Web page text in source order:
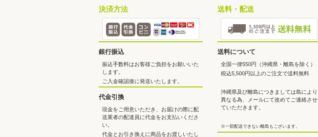
決済方法
銀行振込
振込手数料はお客様ご負担をお願いいた
します。
ご入金確認後に発送いたします。
代金引換
現金をご用意いただき、お届けの際に配
送業者の配達員に代金をお支払いくださ
い。
代金とお引き換えに商品をお渡しいたし
送料・配送
送料について
全国一律550円（沖縄県・離島を除く）
税込5,500円以上のご注文で送料無料
沖縄県及び離島につきましては島により
異なる為、メールにて改めてご連絡させ
ていただきます。
※一部配送できない離島もございます。